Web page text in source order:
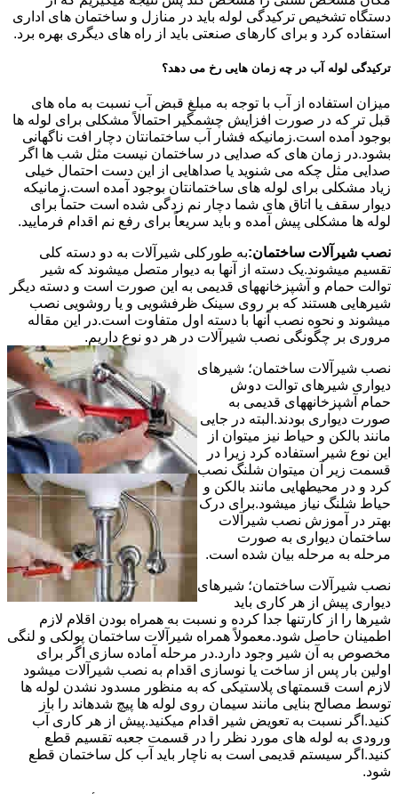
دستگاه تشخیص ترکیدگی لوله باید در منازل و ساختمان های اداری
استفاده کرد و برای کارهای صنعتی باید از راه های دیگری بهره برد.
ترکیدگی لوله آب در چه زمان هایی رخ می دهد؟
میزان استفاده از آب با توجه به مبلغ قبض آب نسبت به ماه های
قبل تر که در صورت افزایش چشمگیر احتمالاً مشکلی برای لوله ها
بوجود آمده است.زمانیکه فشار آب ساختمانتان دچار افت ناگهانی
بشود.در زمان های که صدایی در ساختمان نیست مثل شب ها اگر
صدایی مثل چکه می شنوید یا صداهایی از این دست احتمال خیلی
زیاد مشکلی برای لوله های ساختمانتان بوجود آمده است.زمانیکه
دیوار سقف یا اتاق های شما دچار نم زدگی شده است حتماً برای
لوله ها مشکلی پیش آمده و باید سریعاً برای رفع نم اقدام فرمایید.
نصب شیرآلات ساختمان:به طورکلی شیرآلات به دو دسته کلی
تقسیم میشوند.یک دسته از آنها به دیوار متصل میشوند که شیر
توالت حمام و آشپزخانههای قدیمی به این صورت است و دسته دیگر
شیرهایی هستند که بر روی سینک ظرفشویی و یا روشویی نصب
میشوند و نحوه نصب آنها با دسته اول متفاوت است.در این مقاله
مروری بر چگونگی نصب شیرآلات در هر دو نوع داریم.
نصب شیرآلات ساختمان؛ شیرهای
دیواری شیرهای توالت دوش
حمام آشپزخانههای قدیمی به
صورت دیواری بودند.البته در جایی
مانند بالکن و حیاط نیز میتوان از
این نوع شیر استفاده کرد زیرا در
قسمت زیر آن میتوان شلنگ نصب
کرد و در محیطهایی مانند بالکن و
حیاط شلنگ نیاز میشود.برای درک
بهتر در آموزش نصب شیرآلات
ساختمان دیواری به صورت
مرحله به مرحله بیان شده است.
نصب شیرآلات ساختمان؛ شیرهای
دیواری پیش از هر کاری باید
شیرها را از کارتنها جدا کرده و نسبت به همراه بودن اقلام لازم
اطمینان حاصل شود.معمولاً همراه شیرآلات ساختمان پولکی و لنگی
مخصوص به آن شیر وجود دارد.در مرحله آماده سازی اگر برای
اولین بار پس از ساخت یا نوسازی اقدام به نصب شیرآلات میشود
لازم است قسمتهای پلاستیکی که به منظور مسدود نشدن لوله ها
توسط مصالح بنایی مانند سیمان روی لوله ها پیچ شدهاند را باز
کنید.اگر نسبت به تعویض شیر اقدام میکنید.پیش از هر کاری آب
ورودی به لوله های مورد نظر را در قسمت جعبه تقسیم قطع
کنید.اگر سیستم قدیمی است به ناچار باید آب کل ساختمان قطع
شود.